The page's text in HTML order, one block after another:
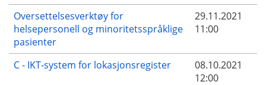
Oversettelsesverktøy for
helsepersonell og minoritetsspråklige
pasienter
29.11.2021
11:00
C - IKT-system for lokasjonsregister
08.10.2021
12:00